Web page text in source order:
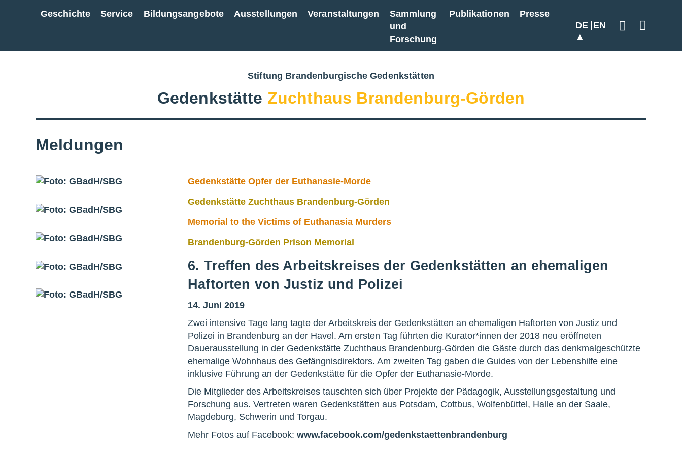
Geschichte Service Bildungsangebote Ausstellungen Veranstaltungen
Sammlung
und
Forschung
Publikationen
Presse
DE EN
Stiftung Brandenburgische Gedenkstätten
Gedenkstätte Zuchthaus Brandenburg-Görden
Meldungen
Gedenkstätte Opfer der Euthanasie-Morde
Gedenkstätte Zuchthaus Brandenburg-Görden
Memorial to the Victims of Euthanasia Murders
Brandenburg-Görden Prison Memorial
6. Treffen des Arbeitskreises der Gedenkstätten an ehemaligen
Haftorten von Justiz und Polizei
14. Juni 2019
Zwei intensive Tage lang tagte der Arbeitskreis der Gedenkstätten an ehemaligen Haftorten von Justiz und
Polizei in Brandenburg an der Havel. Am ersten Tag führten die Kurator*innen der 2018 neu eröffneten
Dauerausstellung in der Gedenkstätte Zuchthaus Brandenburg-Görden die Gäste durch das denkmalgeschützte
ehemalige Wohnhaus des Gefängnisdirektors. Am zweiten Tag gaben die Guides von der Lebenshilfe eine
inklusive Führung an der Gedenkstätte für die Opfer der Euthanasie-Morde.
Die Mitglieder des Arbeitskreises tauschten sich über Projekte der Pädagogik, Ausstellungsgestaltung und
Forschung aus. Vertreten waren Gedenkstätten aus Potsdam, Cottbus, Wolfenbüttel, Halle an der Saale,
Magdeburg, Schwerin und Torgau.
Mehr Fotos auf Facebook:www.facebook.com/gedenkstaettenbrandenburg